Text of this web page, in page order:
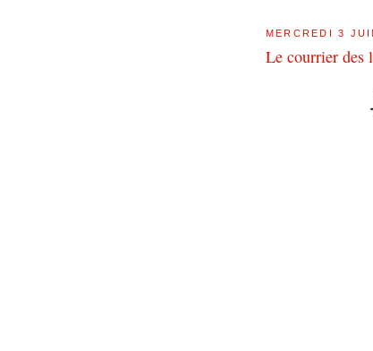
MERCREDI 3
Le courrier des